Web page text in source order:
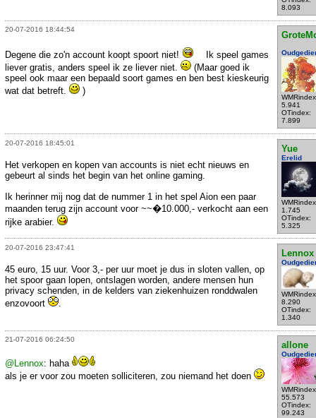
8.093
20-07-2016 18:44:54
5.941
OTindex:
7.899
Degene die zo'n account koopt spoort niet!
Ik speel games
liever gratis, anders speel ik ze liever niet.
(Maar goed ik
speel ook maar een bepaald soort games en ben best kieskeurig
wat dat betreft.
)
20-07-2016 18:45:01
Yue
Erelid
1.745
OTindex:
5.325
Het verkopen en kopen van accounts is niet echt nieuws en
gebeurt al sinds het begin van het online gaming.
Ik herinner mij nog dat de nummer 1 in het spel Aion een paar
maanden terug zijn account voor ~~�10.000,- verkocht aan een
rijke arabier.
20-07-2016 23:47:41
Lennox
8.290
OTindex:
1.340
45 euro, 15 uur. Voor 3,- per uur moet je dus in sloten vallen, op
het spoor gaan lopen, ontslagen worden, andere mensen hun
privacy schenden, in de kelders van ziekenhuizen ronddwalen
enzovoort
21-07-2016 06:24:50
allone
55.573
OTindex:
99.243
@Lennox: haha
als je er voor zou moeten solliciteren, zou niemand het doen